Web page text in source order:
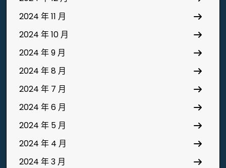
2024 年 11 月
2024 年 10 月
2024 年 9 月
2024 年 8 月
2024 年 7 月
2024 年 6 月
2024 年 5 月
2024 年 4 月
2024 年 3 月